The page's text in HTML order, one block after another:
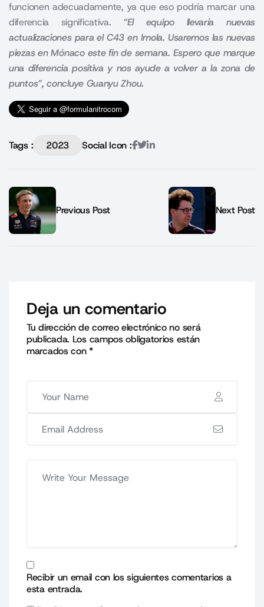
funcionen adecuadamente, ya que eso podría marcar una
diferencia significativa. “El equipo llevaría nuevas
actualizaciones para el C43 en Imola. Usaremos las nuevas
piezas en Mónaco este fin de semana. Espero que marque
una diferencia positiva y nos ayude a volver a la zona de
puntos”, concluye Guanyu Zhou.
Tags : 2023 Social Icon :
Previous Post Next Post
Deja un comentario
Tu dirección de correo electrónico no será
publicada. Los campos obligatorios están
marcados con*
Recibir un email con los siguientes comentarios a
esta entrada.